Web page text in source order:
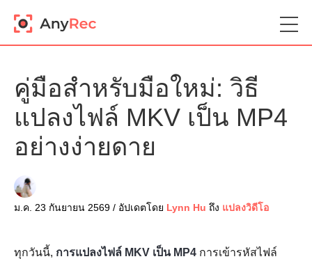
คู่มือสำหรับมือใหม่: วิธี
แปลงไฟล์ MKV เป็น MP4
อย่างง่ายดาย
ม.ค. 23 กันยายน 2569 / อัปเดตโดย Lynn Hu ถึง แปลงวิดีโอ
ทุกวันนี้, การแปลงไฟล์ MKV เป็น MP4 การเข้ารหัสไฟล์